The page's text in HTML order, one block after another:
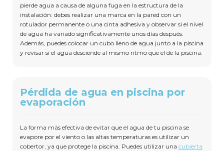
pierde agua a causa de alguna fuga en la estructura de la
instalación: debes realizar una marca en la pared con un
rotulador permanente o una cinta adhesiva y observar si el nivel
de agua ha variado significativamente unos días después.
Además, puedes colocar un cubo lleno de agua junto a la piscina
y revisar si el agua desciende al mismo ritmo que el de la piscina.
Pérdida de agua en piscina por
evaporación
La forma más efectiva de evitar que el agua de tu piscina se
evapore por el viento o las altas temperaturas es utilizar un
cobertor, ya que protege la piscina. Puedes utilizar una cubierta